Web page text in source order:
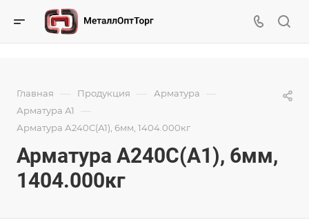
Главная — Продукция — Арматура —
Арматура А1 —
Арматура А240С(А1), 6мм, 1404.000кг
Арматура А240С(А1), 6мм,
1404.000кг